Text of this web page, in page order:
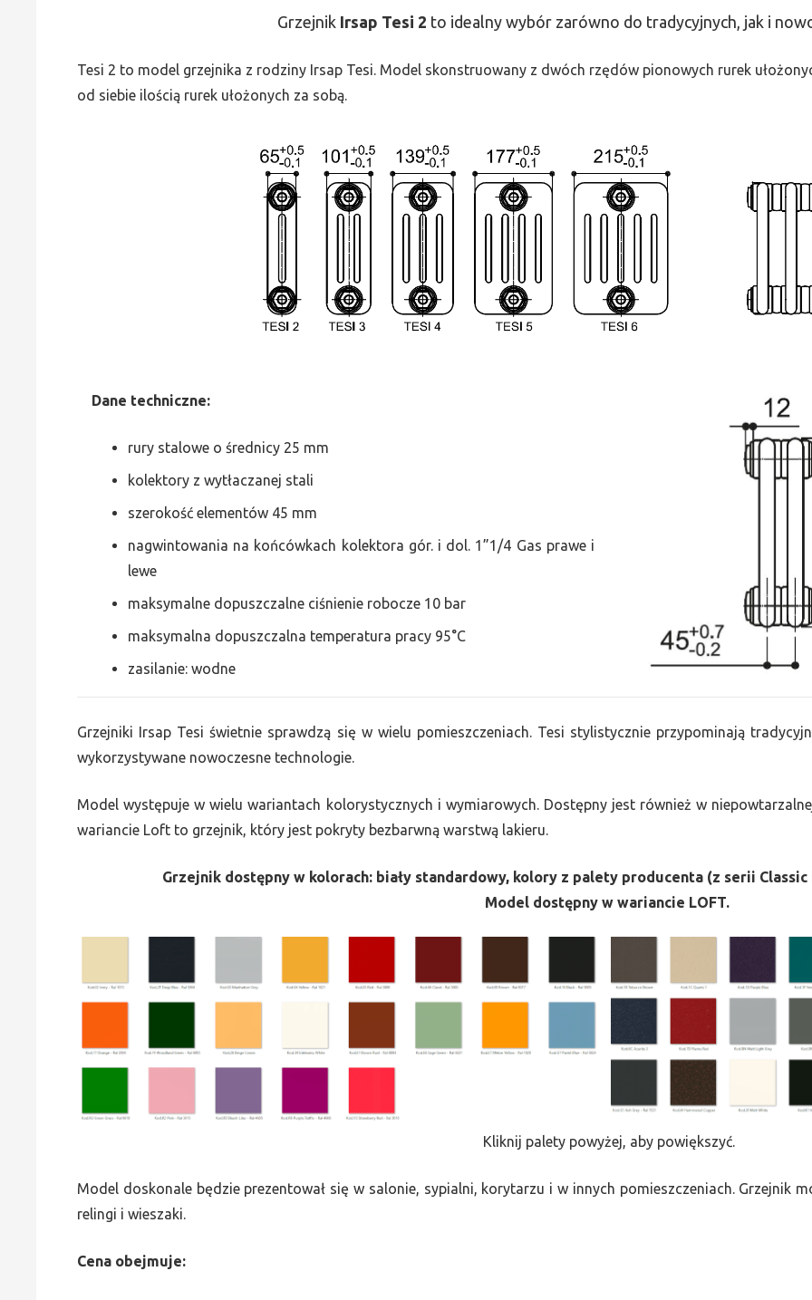
Grzejnik Irsap Tesi 2 to idealny wybór zarówno do tradycyjnych, jak i
Tesi 2 to model grzejnika z rodziny Irsap Tesi. Model skonstruowany z dwóch rzędów pionowych rurek
od siebie ilością rurek ułożonych za sobą.
Dane techniczne:
rury stalowe o średnicy 25 mm
kolektory z wytłaczanej stali
szerokość elementów 45 mm
nagwintowania na końcówkach kolektora gór. i dol. 1”1/4 Gas prawe i
lewe
maksymalne dopuszczalne ciśnienie robocze 10 bar
maksymalna dopuszczalna temperatura pracy 95°C
zasilanie: wodne
Grzejniki Irsap Tesi świetnie sprawdzą się w wielu pomieszczeniach. Tesi stylistycznie przypominają
wykorzystywane nowoczesne technologie.
Model występuje w wielu wariantach kolorystycznych i wymiarowych. Dostępny jest również w
wariancie Loft to grzejnik, który jest pokryty bezbarwną warstwą lakieru.
Grzejnik dostępny w kolorach: biały standardowy, kolory z palety producenta (z serii
Model dostępny w wariancie LOFT.
Kliknij palety powyżej, aby powiększyć.
Model doskonale będzie prezentował się w salonie, sypialni, korytarzu i w innych pomieszczeniach. Grzejnik
relingi i wieszaki.
Cena obejmuje: